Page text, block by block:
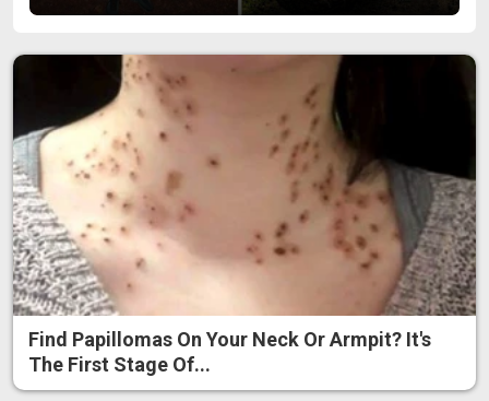
Find Papillomas On Your Neck Or Armpit? It's
The First Stage Of...